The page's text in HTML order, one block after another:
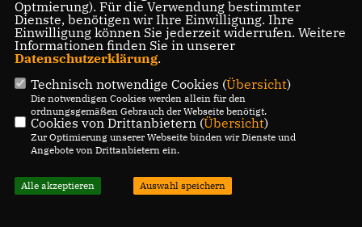
Optmierung). Für die Verwendung bestimmter
Dienste, benötigen wir Ihre Einwilligung. Ihre
Einwilligung können Sie jederzeit widerrufen. Weitere
Informationen finden Sie in unserer
Datenschutzerklärung.
Technisch notwendige Cookies (Übersicht)
Die notwendigen Cookies werden allein für den
ordnungsgemäßen Gebrauch der Webseite benötigt.
Cookies von Drittanbietern (Übersicht)
Zur Optimierung unserer Webseite binden wir Dienste und
Angebote von Drittanbietern ein.
Alle akzeptieren Auswahl speichern